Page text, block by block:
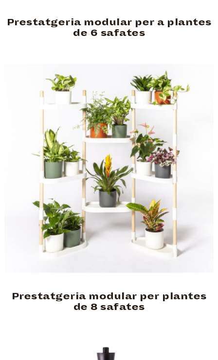
Prestatgeria modular per a plantes
de 6 safates
Prestatgeria modular per plantes
de 8 safates